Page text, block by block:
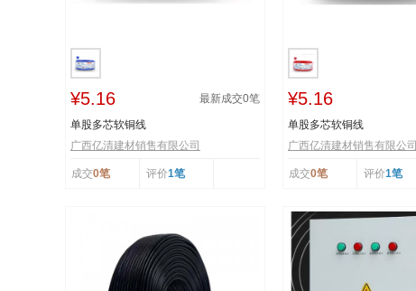
¥5.16 最新成交0笔
单股多芯软铜线
广西亿清建材销售有限公司
成交0笔 评价1笔
¥5.16
单股多芯软铜线
广西亿清建材销售有限公司
成交0笔 评价1笔